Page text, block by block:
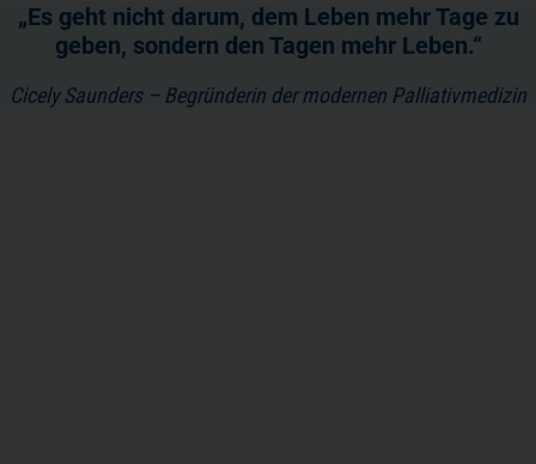
„Es geht nicht darum, dem Leben mehr Tage zu
geben, sondern den Tagen mehr Leben.“
Cicely Saunders – Begründerin der modernen Palliativmedizin